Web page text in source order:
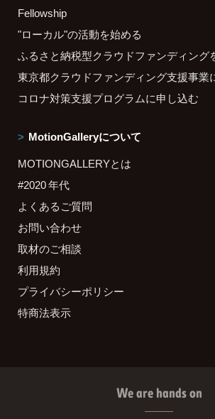
Fellowship
"ローカル"の活動を始める
ふるさと納税型クラウドファンディング
東京都クラウドファンディング支援事業
コロナ対策支援プログラムに申し込む
MotionGalleryについて
MOTIONGALLERYとは
#2020 年代
よくあるご質問
お問い合わせ
取材のご相談
利用規約
プライバシーポリシー
特商法表示
We are hands on